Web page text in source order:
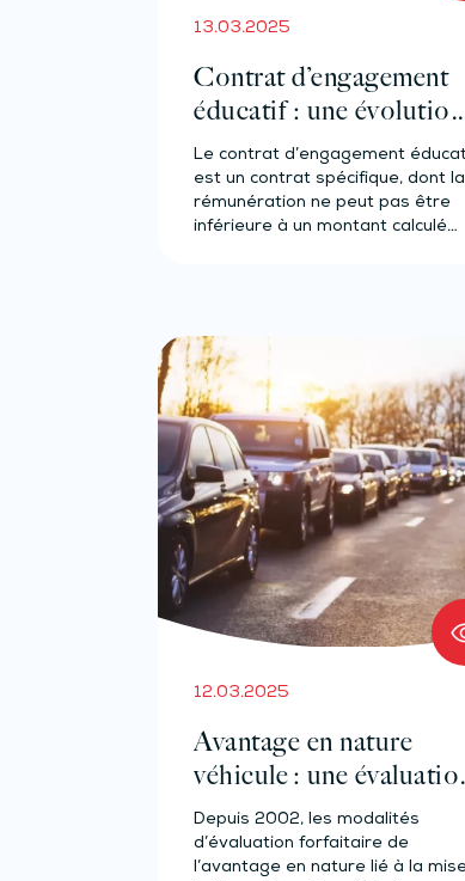
13.03.2025
Contrat d’engagement
éducatif : une évolution
de la rémunération !
Le contrat d’engagement
est un contrat spécifique, dont la
rémunération ne peut pas être
inférieure à un montant calculé…
12.03.2025
Avantage en nature
véhicule : une
revue à la hausse
Depuis 2002, les modalités
d’évaluation forfaitaire de
l’avantage en nature lié à la